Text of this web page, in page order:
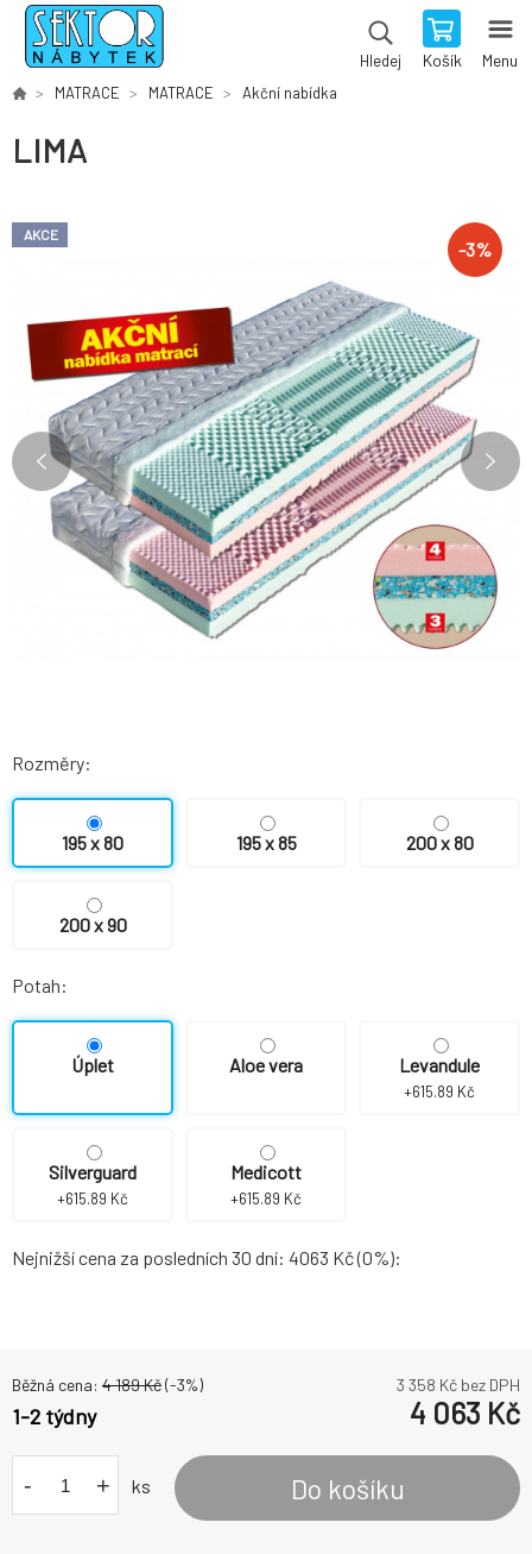
Hledej Košík Menu
MATRACE MATRACE Akční nabídka
LIMA
AKCE
-3%
Rozměry:
195 x 80 195 x 85 200 x 80
200 x 90
Potah:
Úplet Aloe vera Levandule
+615.89 Kč
Silverguard
+615.89 Kč
Medicott
+615.89 Kč
Nejnižší cena za posledních 30 dní: 4063 Kč (0%):
Běžná cena: 4 189Kč(-3%) 3 358 Kč bez DPH
1-2 týdny 4 063 Kč
- + ks Do košíku